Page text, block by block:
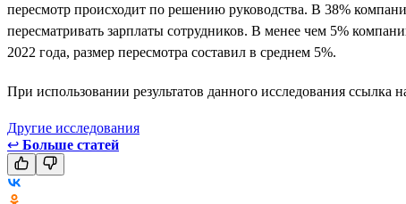
пересмотр происходит по решению руководства. В 38%
пересматривать зарплаты сотрудников. В менее чем 5%
2022 года, размер пересмотра составил в среднем 5%.
При использовании результатов данного исследования
Другие исследования
↩ Больше статей